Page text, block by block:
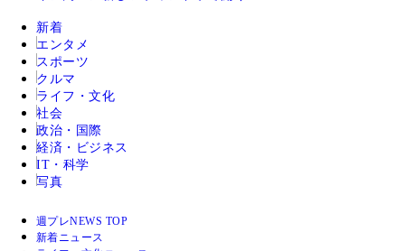
新着
エンタメ
スポーツ
クルマ
ライフ・文化
社会
政治・国際
経済・ビジネス
IT・科学
写真
週プレNEWS TOP
新着ニュース